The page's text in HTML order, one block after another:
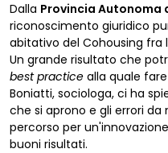
Dalla Provincia Autonoma
riconoscimento giuridico
abitativo del Cohousing fra
Un grande risultato che
best practice alla quale
Boniatti, sociologa, ci ha
che si aprono e gli errori
percorso per
buoni risultati.